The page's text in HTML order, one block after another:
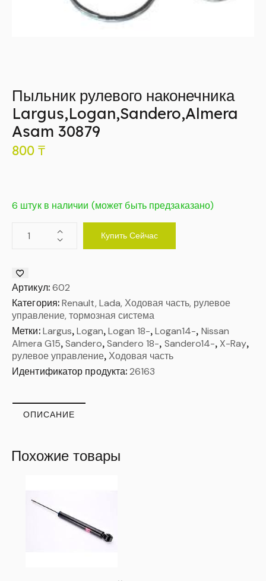
Пыльник рулевого наконечника
Largus,Logan,Sandero,Almera
Asam 30879
800₸
6 штук в наличии (может быть предзаказано)
Купить Сейчас
Артикул: 602
Категория:Renault, Lada, Ходовая часть, рулевое
управление, тормозная система
Метки: Largus, Logan,Logan 18-,Logan14-, Nissan
Almera G15,Sandero,Sandero 18-, Sandero14-, X-Ray,
рулевое управление, Ходовая часть
Идентификатор продукта:26163
ОПИСАНИЕ
Похожие товары